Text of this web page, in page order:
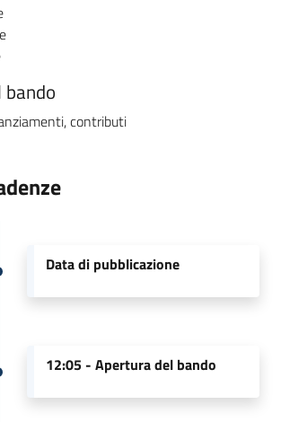
contributi
Data di pubblicazione
12:05 - Apertura del bando